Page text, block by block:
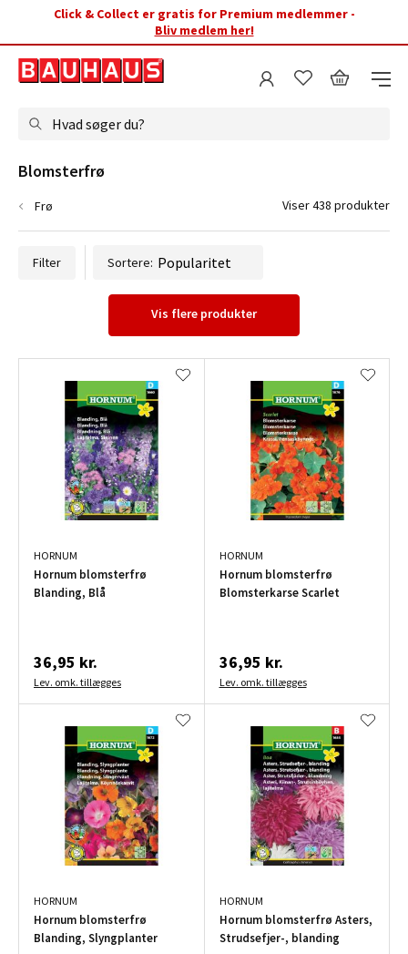
Click & Collect er gratis for Premium medlemmer -
Bliv medlem her!
Hvad søger du?
Filter Sortere:
Vis flere produkter
HORNUM
Hornum blomsterfrø
Blanding, Blå
36,95 kr.
Lev. omk. tillægges
HORNUM
Hornum blomsterfrø
Blomsterkarse Scarlet
36,95 kr.
Lev. omk. tillægges
HORNUM
Hornum blomsterfrø
Blanding, Slyngplanter
HORNUM
Hornum blomsterfrø Asters,
Strudsefjer-, blanding
Blomsterfrø
Frø Viser 438 produkter